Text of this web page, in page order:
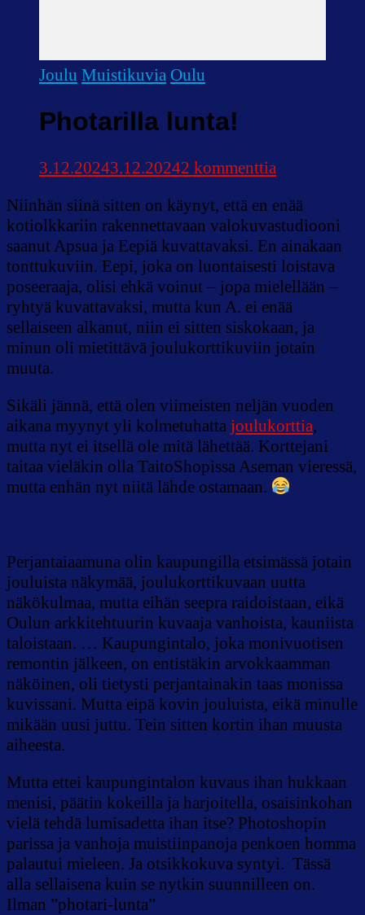
Joulu Muistikuvia Oulu
Photarilla lunta!
3.12.20243.12.20242 kommenttia
lunta!
Niinhän siinä sitten on käynyt, että en enää
kotiolkkariin rakennettavaan valokuvastudiooni
saanut Apsua ja Eepiä kuvattavaksi. En ainakaan
tonttukuviin. Eepi, joka on luontaisesti loistava
poseeraaja, olisi ehkä voinut – jopa mielellään –
ryhtyä kuvattavaksi, mutta kun A. ei enää
sellaiseen alkanut, niin ei sitten siskokaan, ja
minun oli mietittävä joulukorttikuviin jotain
muuta.
Sikäli jännä, että olen viimeisten neljän vuoden
aikana myynyt yli kolmetuhatta joulukorttia,
mutta nyt ei itsellä ole mitä lähettää. Korttejani
taitaa vieläkin olla TaitoShopissa Aseman vieressä,
mutta enhän nyt niitä lähde ostamaan.
Perjantaiaamuna olin kaupungilla etsimässä jotain
jouluista näkymää, joulukorttikuvaan uutta
näkökulmaa, mutta eihän seepra raidoistaan, eikä
Oulun arkkitehtuurin kuvaaja vanhoista, kauniista
taloistaan. … Kaupungintalo, joka monivuotisen
remontin jälkeen, on entistäkin arvokkaamman
näköinen, oli tietysti perjantainakin taas monissa
kuvissani. Mutta eipä kovin jouluista, eikä minulle
mikään uusi juttu. Tein sitten kortin ihan muusta
aiheesta.
Mutta ettei kaupungintalon kuvaus ihan hukkaan
menisi, päätin kokeilla ja harjoitella, osaisinkohan
vielä tehdä lumisadetta ihan itse? Photoshopin
parissa ja vanhoja muistiinpanoja penkoen homma
palautui mieleen. Ja otsikkokuva syntyi. Tässä
alla sellaisena kuin se nytkin suunnilleen on.
Ilman ”photari-lunta”